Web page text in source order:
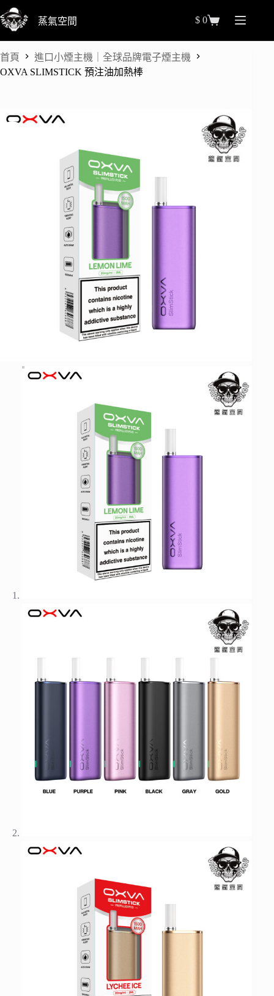
跳
至
要
內
蒸氣空間
物
車
$ 0
首頁
進口小煙主機｜全球品牌電子煙主機
OXVA SLIMSTICK 預注油加熱棒